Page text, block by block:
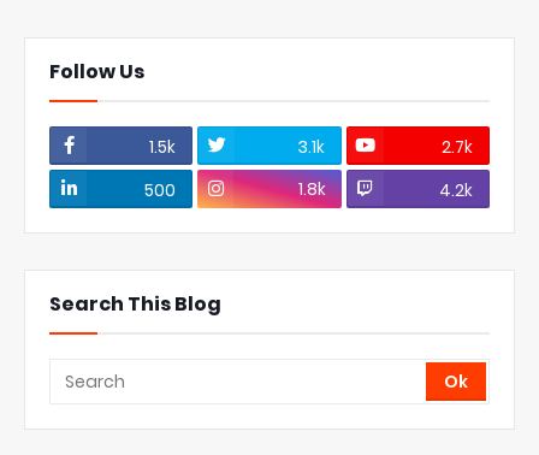
Follow Us
1.5k 3.1k
2.7k
500
1.8k 4.2k
Search This Blog